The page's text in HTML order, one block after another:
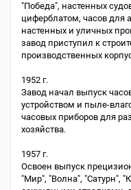
"Победа", настенных
циферблатом, часов для
настенных и уличных
завод приступил к
производственных
1952 г.
Завод начал выпуск
устройством и пыле-
часовых приборов для
хозяйства.
1957 г.
Освоен выпуск
"Мир", "Волна", "Сатурн",